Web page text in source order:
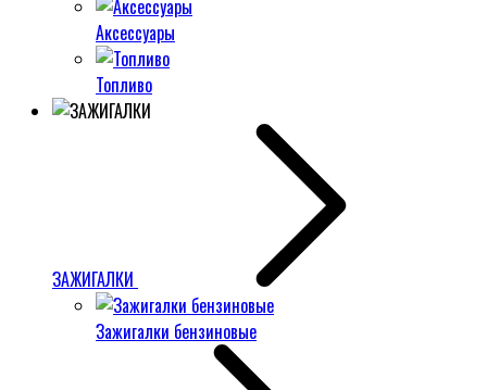
Аксессуары
Топливо
ЗАЖИГАЛКИ
Зажигалки бензиновые